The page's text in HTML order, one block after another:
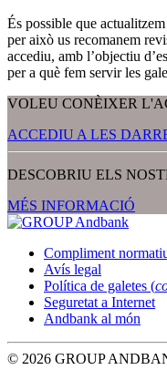
És possible que
per això us recomanem
accediu, amb l’objectiu
per a què fem servir les
VOLEU CONÈIXER
ACCEDIU A LES
DESCOBRIU ELS
MÉS INFORMACIÓ
Compliment
Avís legal
Política de galetes (
Seguretat a Internet
Andbank al món
© 2026 GROUP